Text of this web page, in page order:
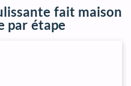
fait maison
par étape